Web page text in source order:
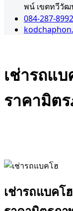
พน์ เขตทวีวัฒ
084-287-8992
เช่ารถแ
ราคามิต
เช่ารถแบคโ